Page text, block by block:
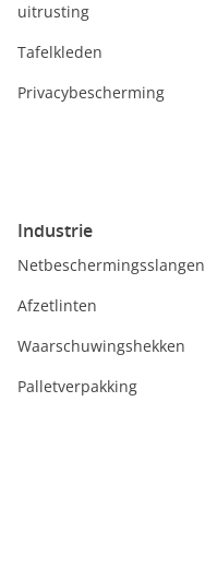
uitrusting
Tafelkleden
Privacybescherming
Industrie
Netbeschermingsslangen
Afzetlinten
Waarschuwingshekken
Palletverpakking